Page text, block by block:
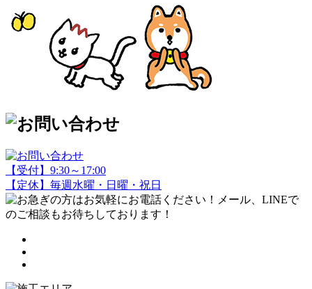
【受付】9:30～17:00
【定休】毎週水曜・日曜・祝日